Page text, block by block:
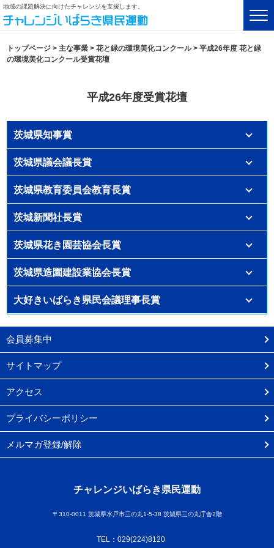
地域の課題解決に向けたチャレンジを支援します。
トップページ >主な事業 >花と緑の環境美化コンクール>平成26年度 花と緑
の環境美化コンクール受賞花壇
平成26年度受賞花壇
茨城県知事賞
茨城県議会議長賞
茨城県教育委員会教育長賞
茨城新聞社長賞
茨城県花き園芸協会長賞
茨城県造園建設業協会長賞
大好きいばらき県民会議理事長賞
会員募集中
サイトマップ
アクセス
プライバシーポリシー
メルマガ登録/解除
チャレンジいばらき県民運動
〒310-0011 茨城県水戸市三の丸1-5-38 茨城県三の丸庁舎2階
TEL：029(224)8120